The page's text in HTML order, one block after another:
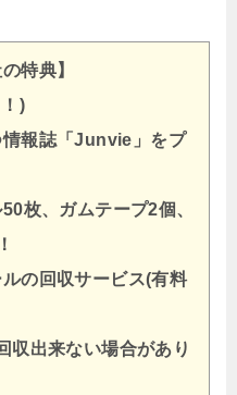
特典】
)
情報誌「Junvie」をプ
枚、ガムテープ2個、
の回収サービス(有料
収出来ない場合があり